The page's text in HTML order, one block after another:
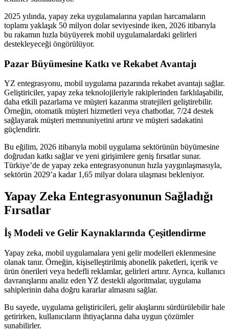
2025 yılında, yapay zeka uygulamalarına yapılan harcamaların
toplamı yaklaşık 50 milyon dolar seviyesinde iken, 2026 itibarıyla
bu rakamın hızla büyüyerek mobil uygulamalardaki gelirleri
destekleyeceği öngörülüyor.
Pazar Büyümesine Katkı ve Rekabet Avantajı
YZ entegrasyonu, mobil uygulama pazarında rekabet avantajı sağlar.
Geliştiriciler, yapay zeka teknolojileriyle rakiplerinden farklılaşabilir,
daha etkili pazarlama ve müşteri kazanma stratejileri geliştirebilir.
Örneğin, otomatik müşteri hizmetleri veya chatbotlar, 7/24 destek
sağlayarak müşteri memnuniyetini artırır ve müşteri sadakatini
güçlendirir.
Bu eğilim, 2026 itibarıyla mobil uygulama sektörünün büyümesine
doğrudan katkı sağlar ve yeni girişimlere geniş fırsatlar sunar.
Türkiye’de de yapay zeka entegrasyonunun hızla yaygınlaşmasıyla,
sektörün 2029’a kadar 1,65 milyar dolara ulaşması bekleniyor.
Yapay Zeka Entegrasyonunun Sağladığı
Fırsatlar
İş Modeli ve Gelir Kaynaklarında Çeşitlendirme
Yapay zeka, mobil uygulamalara yeni gelir modelleri eklenmesine
olanak tanır. Örneğin, kişiselleştirilmiş abonelik paketleri, içerik ve
ürün önerileri veya hedefli reklamlar, gelirleri artırır. Ayrıca, kullanıcı
davranışlarını analiz eden YZ destekli algoritmalar, uygulama
sahiplerinin daha doğru kararlar almasını sağlar.
Bu sayede, uygulama geliştiricileri, gelir akışlarını sürdürülebilir hale
getirirken, kullanıcıların ihtiyaçlarına daha uygun çözümler
sunabilirler.